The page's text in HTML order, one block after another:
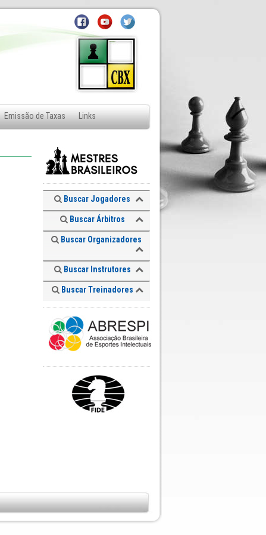
Emissão de Taxas Links
Buscar Jogadores
Buscar Árbitros
Buscar Organizadores
Buscar Instrutores
Buscar Treinadores